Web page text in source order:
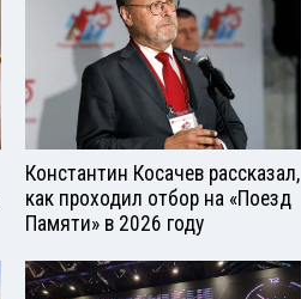
Константин Косачев рассказал,
как проходил отбор на «Поезд
Памяти» в 2026 году